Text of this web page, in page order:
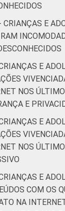
Não
AB
C
DE
Sim
NIC.br,
CRIANÇAS E
E
NOS
E
E
NOS
E
COM OS
NA